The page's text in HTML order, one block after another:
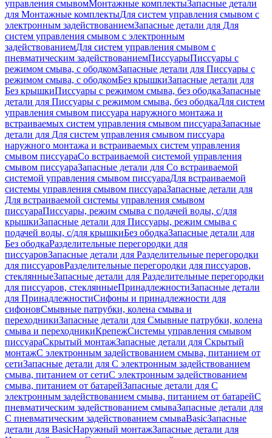
управления смывомМонтажные комплектыЗапасные детали
для Монтажные комплектыДля систем управления смывом с
электронным задействованиемЗапасные детали для Для
систем управления смывом с электронным
задействованиемДля систем управления смывом с
пневматическим задействованиемПиссуарыПиссуары с
режимом смыва, с ободкомЗапасные детали для Писсуары с
режимом смыва, с ободкомБез крышкиЗапасные детали для
Без крышкиПиссуары с режимом смыва, без ободкаЗапасные
детали для Писсуары с режимом смыва, без ободкаДля систем
управления смывом писсуара наружного монтажа и
встраиваемых систем управления смывом писсуараЗапасные
детали для Для систем управления смывом писсуара
наружного монтажа и встраиваемых систем управления
смывом писсуараСо встраиваемой системой управления
смывом писсуараЗапасные детали для Со встраиваемой
системой управления смывом писсуараДля встраиваемой
системы управления смывом писсуараЗапасные детали для
Для встраиваемой системы управления смывом
писсуараПиссуары, режим смыва с подачей воды, с/для
крышкиЗапасные детали для Писсуары, режим смыва с
подачей воды, с/для крышкиБез ободкаЗапасные детали для
Без ободкаРазделительные перегородки для
писсуаровЗапасные детали для Разделительные перегородки
для писсуаровРазделительные перегородки для писсуаров,
стеклянныеЗапасные детали для Разделительные перегородки
для писсуаров, стеклянныеПринадлежностиЗапасные детали
для ПринадлежностиСифоны и принадлежности для
сифоновСмывные патрубки, колена смыва и
переходникиЗапасные детали для Смывные патрубки, колена
смыва и переходникиКрепежСистемы управления смывом
писсуараСкрытый монтажЗапасные детали для Скрытый
монтажС электронным задействованием смыва, питанием от
сетиЗапасные детали для С электронным задействованием
смыва, питанием от сетиС электронным задействованием
смыва, питанием от батарейЗапасные детали для С
электронным задействованием смыва, питанием от батарейС
пневматическим задействованием смываЗапасные детали для
С пневматическим задействованием смываBasicЗапасные
детали для BasicНаружный монтажЗапасные детали для